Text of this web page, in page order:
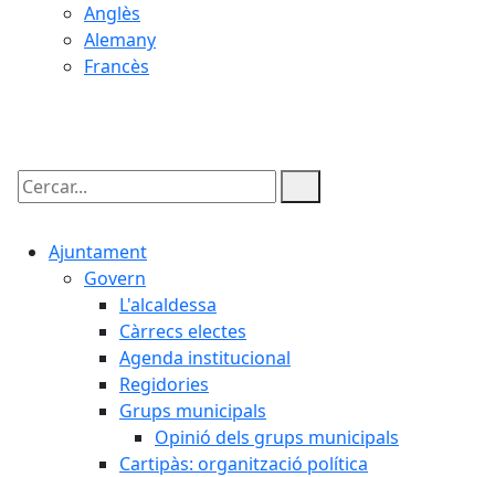
Anglès
Alemany
Francès
Cercar:
Ajuntament
Govern
L'alcaldessa
Càrrecs electes
Agenda institucional
Regidories
Grups municipals
Opinió dels grups municipals
Cartipàs: organització política